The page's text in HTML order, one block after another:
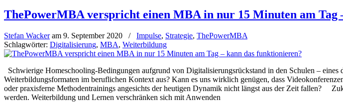
ThePowerMBA verspricht einen MBA in nur 15 Minuten am Tag
Stefan Wackeram 9. September 2020 / Impulse, Strategie, ThePowerMBA
Schlagwörter: Digitalisierung, MBA, Weiterbildung
Schwierige Homeschooling-Bedingungen aufgrund von Digitalisierungsrückstand in den Schulen –
Weiter­bildungs­formaten im beruflichen Kontext aus? Kann es uns wirklich genügen, dass
oder praxisferne Methodentrainings angesichts der heutigen Dynamik nicht längst aus der Zeit fallen?
werden. Weiterbildung und Lernen verschränken sich mit Anwenden